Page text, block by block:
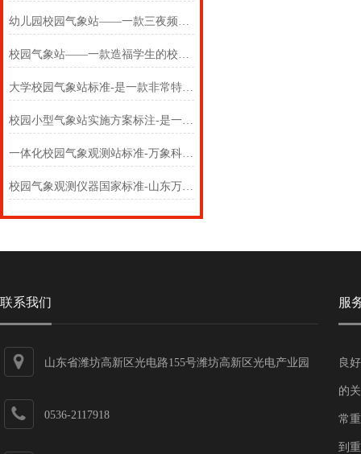
幼儿园校园气象站——一款三夜频梦君的校园气象站2024万象环境
校园气象站——一款造福学生的校园气象站观测仪器2024万象环境
大学校园气象站标准-是一款非常特别的学校气象站#（2024+全国+包邮）
校园小型气象站实施方案标注-是一款外观美丽的学校气象站#（2024+）
一体化校园气象观测站标准-万象科普：是一款高大上的校园气象站#（2024）
校园气象观测仪器国家标准-山东万象：是一款不怕风吹雨打的校园气象监测站#
联系我们
山东省潍坊高新区光电路155号潍坊高新区光电产业园
0536-2117918
服
良
的
常
到